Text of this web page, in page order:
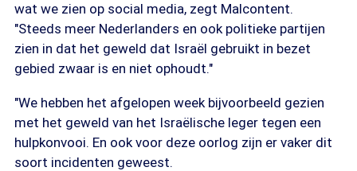
wat we zien op social media, zegt Malcontent.
"Steeds meer Nederlanders en ook politieke partijen
zien in dat het geweld dat Israël gebruikt in bezet
gebied zwaar is en niet ophoudt."
"We hebben het afgelopen week bijvoorbeeld gezien
met het geweld van het Israëlische leger tegen een
hulpkonvooi. En ook voor deze oorlog zijn er vaker dit
soort incidenten geweest.